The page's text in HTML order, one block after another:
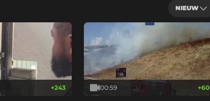
NIEUW
+243 00:59 +60